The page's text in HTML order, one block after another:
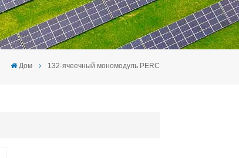
Español
Дом 132-ячеечный мономодуль PERC